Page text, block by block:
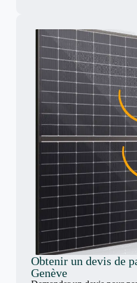
Obtenir un devis de
Genève